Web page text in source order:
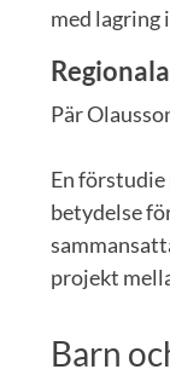
med lagring
Pär
En
betydelse
projekt
Barn